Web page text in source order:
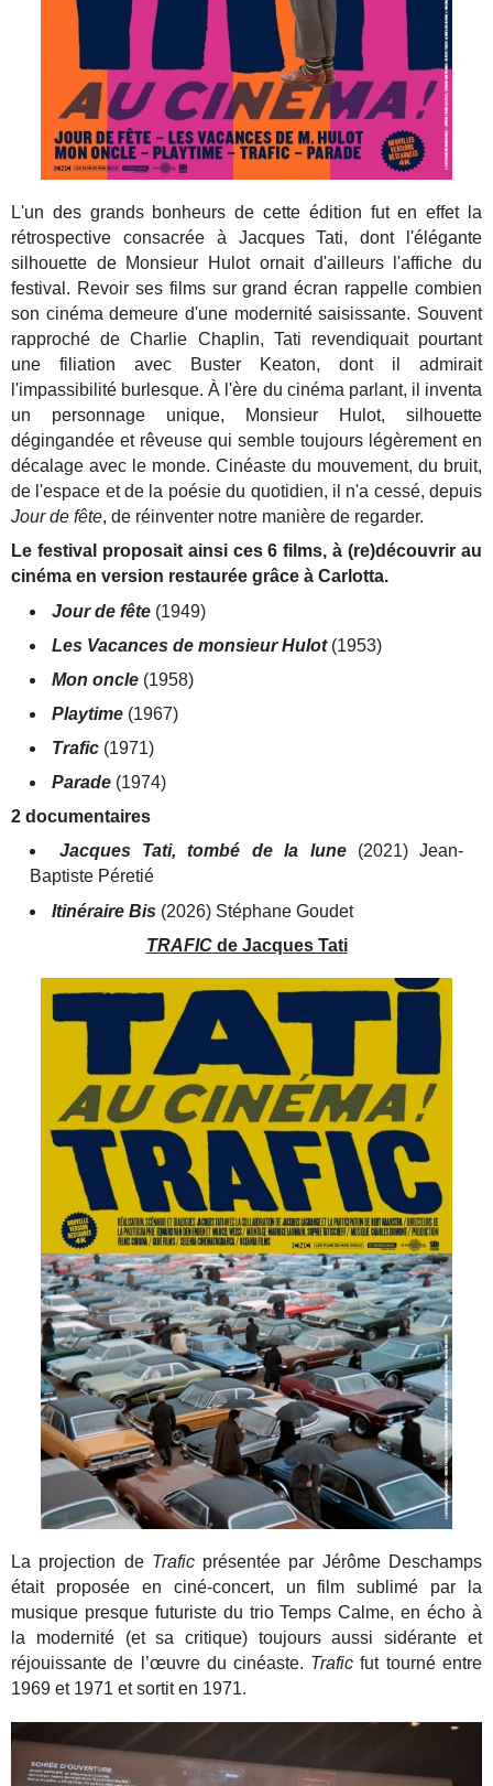
L'un des grands bonheurs de cette édition fut en effet la
rétrospective consacrée à Jacques Tati, dont l'élégante
silhouette de Monsieur Hulot ornait d'ailleurs l'affiche du
festival. Revoir ses films sur grand écran rappelle combien
son cinéma demeure d'une modernité saisissante. Souvent
rapproché de Charlie Chaplin, Tati revendiquait pourtant
une filiation avec Buster Keaton, dont il admirait
l'impassibilité burlesque. À l'ère du cinéma parlant, il inventa
un personnage unique, Monsieur Hulot, silhouette
dégingandée et rêveuse qui semble toujours légèrement en
décalage avec le monde. Cinéaste du mouvement, du bruit,
de l'espace et de la poésie du quotidien, il n'a cessé, depuis
Jour de fête, de réinventer notre manière de regarder.
Le festival proposait ainsi ces 6 films, à (re)découvrir au
cinéma en version restaurée grâce à Carlotta.
Jour de fête (1949)
Les Vacances de monsieur Hulot(1953)
Mon oncle (1958)
Playtime (1967)
Trafic (1971)
Parade (1974)
2 documentaires
Jacques Tati, tombé de la lune(2021) Jean-
Baptiste Péretié
Itinéraire Bis (2026) Stéphane Goudet
TRAFICde Jacques Tati
La projection de Traficprésentée par Jérôme Deschamps
était proposée en ciné-concert, un film sublimé par la
musique presque futuriste du trio Temps Calme, en écho à
la modernité (et sa critique) toujours aussi sidérante et
réjouissante de l’œuvre du cinéaste. Trafic fut tourné entre
1969 et 1971 et sortit en 1971.